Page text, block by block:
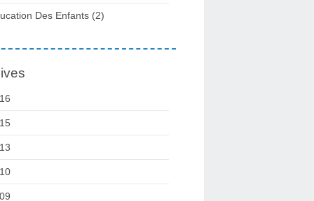
Des Enfants (2)